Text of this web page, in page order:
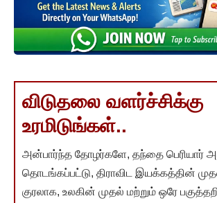
விடுதலை வளர்ச்சிக்கு
உரமிடுங்கள்..
அன்பார்ந்த தோழர்களே, தந்தை பெரியார்
தொடங்கப்பட்டு, திராவிட இயக்கத்தின்
குரலாக, உலகின் முதல் மற்றும் ஒரே